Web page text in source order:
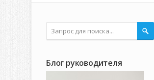
Блог руководителя